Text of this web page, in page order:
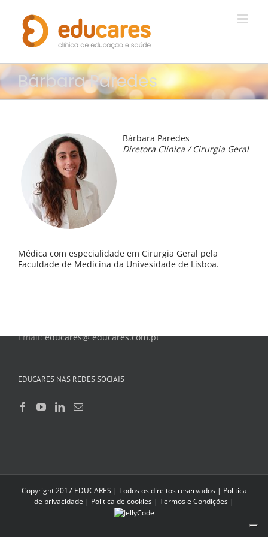
Bárbara Paredes
Bárbara Paredes
Diretora Clínica / Cirurgia Geral
Médica com especialidade em Cirurgia Geral pela
Faculdade de Medicina da Univesidade de Lisboa.
ADULTOS
Bem-estar psicológico e saúde mental
Outras Especialidades
Sobre Nós
Parceiros
Convenções e Acordos
Contactos
CONTACTOS
Email:educares@ educares.com.pt
EDUCARES NAS REDES SOCIAIS
Copyright 2017 EDUCARES | Todos os direitos reservados | Politica
de privacidade | Politica de cookies | Termos e Condições |